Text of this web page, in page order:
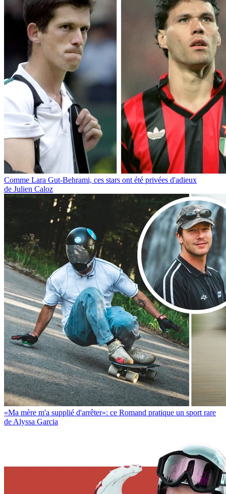
Comme Lara Gut-Behrami, ces stars ont été privées d'adieux
de Julien Caloz
«Ma mère m'a supplié d'arrêter»: ce Romand pratique un sport rare
de Alyssa Garcia